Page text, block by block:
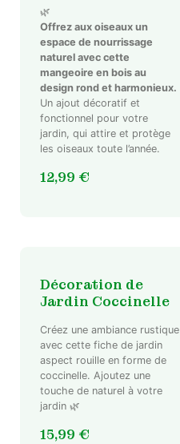
🌿
Offrez aux oiseaux un
espace de nourrissage
naturel avec cette
mangeoire en bois au
design rond et harmonieux.
Un ajout décoratif et
fonctionnel pour votre
jardin, qui attire et protège
les oiseaux toute l’année.
12,99 €
Décoration de
Jardin Coccinelle
Créez une ambiance rustique
avec cette fiche de jardin
aspect rouille en forme de
coccinelle. Ajoutez une
touche de naturel à votre
jardin 🌿
15,99 €